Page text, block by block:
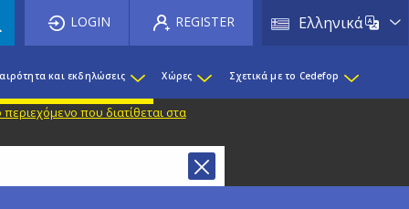
Ελληνικά List
LOGIN REGISTER
και εκδηλώσεις Χώρες Σχετικά με το Cedefop
που διατίθεται στα